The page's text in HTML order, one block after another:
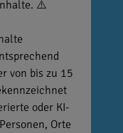
⚠️
von bis zu 15
oder KI-
Orte